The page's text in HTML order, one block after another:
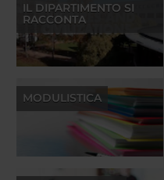
IL DIPARTIMENTO SI
RACCONTA
MODULISTICA